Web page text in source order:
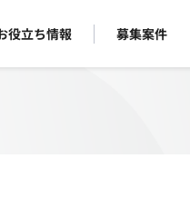
役立ち情報 募集案件